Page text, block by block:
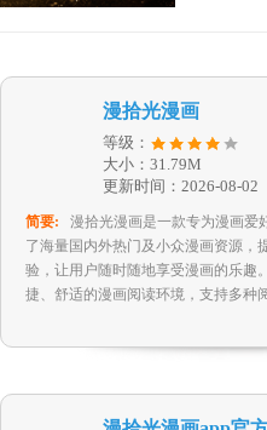
漫拾光漫画
等级：
大小：31.79M
更新时间：2026-08-02
简要:
漫拾光漫画是一款专为漫画爱
了海量国内外热门及小众漫画资源，
验，让用户随时随地享受漫画的乐趣
捷、舒适的漫画阅读环境，支持多种